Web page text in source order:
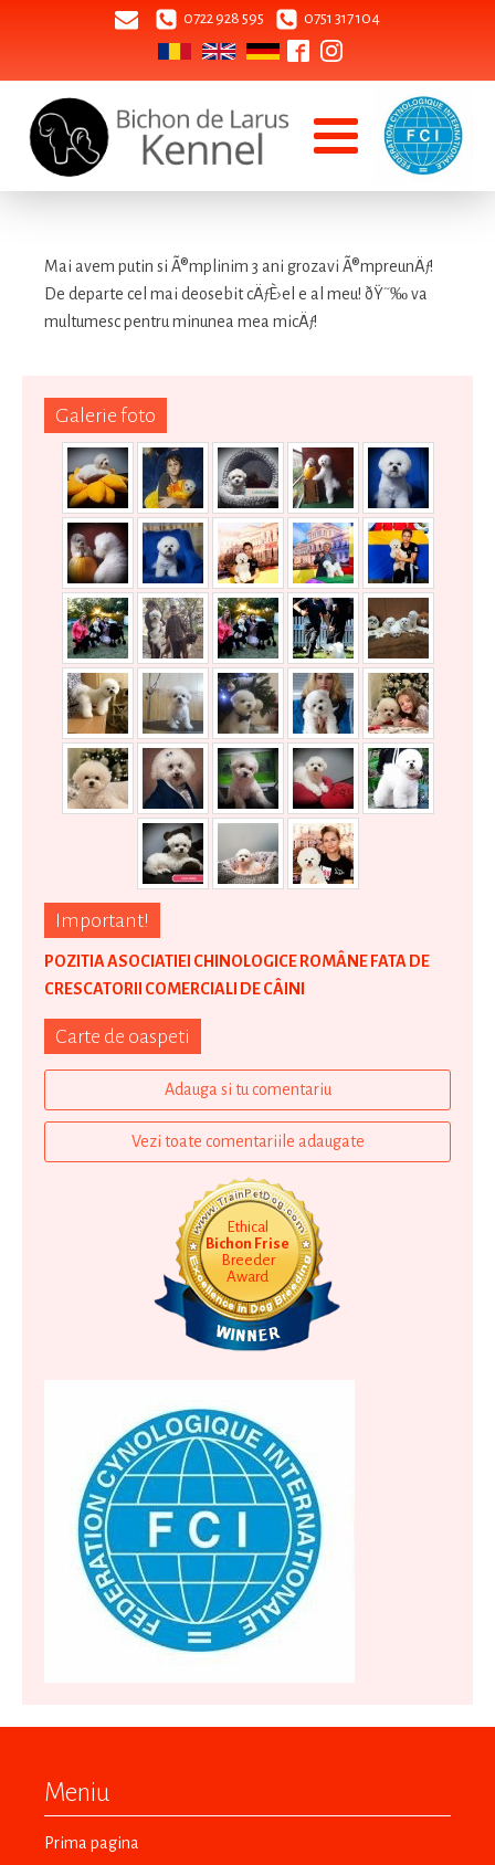
0722 928 595 0751 317 104
Galerie foto
Important!
POZITIA ASOCIATIEI CHINOLOGICE ROMÂNE FATA DE
CRESCATORII COMERCIALI DE CÂINI
Carte de oaspeti
Adauga si tu comentariu
Vezi toate comentariile adaugate
Ethical
Bichon Frise
Breeder
Award
Mai avem putin si Ã®mplinim 3 ani grozavi Ã®mpreunÄƒ!
De departe cel mai deosebit cÄƒÈ›el e al meu! ðŸ˜‰ va
multumesc pentru minunea mea micÄƒ!
Meniu
Prima pagina